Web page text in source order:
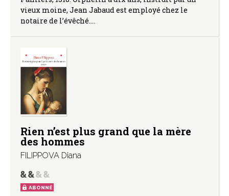
vieux moine, Jean Jabaud est employé chez le
notaire de l’évêché.…
Rien n’est plus grand que la mère
des hommes
FILIPPOVA Diana
ABONNÉ